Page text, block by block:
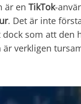
är en TikTok-
. Det är inte
som att den
är verkligen